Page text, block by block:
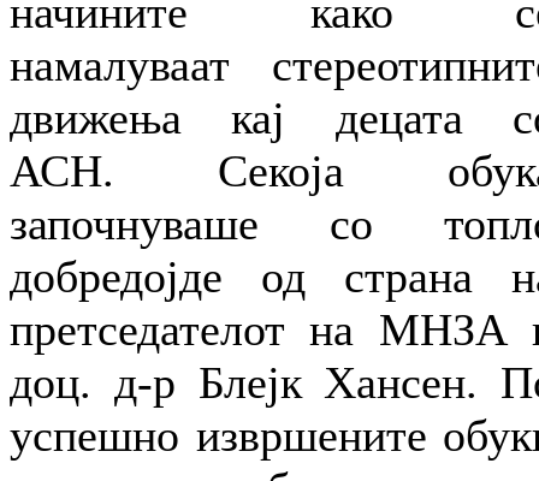
начините како
намалуваат
движења кај децата
АСН. Секоја
започнуваше со
добредојде од страна
претседателот на МНЗА
доц. д-р Блејк Хансен.
успешно извршените